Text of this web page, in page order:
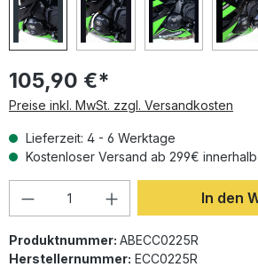
105,90 €*
Preise inkl. MwSt. zzgl. Versandkosten
Lieferzeit: 4 - 6 Werktage
Kostenloser Versand ab 299€
Produkt Anzahl: Gib den
In den
Produktnummer: ABECC0225R
Herstellernummer: ECC0225R